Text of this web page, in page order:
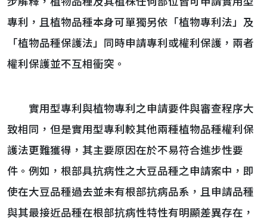
專利，且植物品種本身可單獨另依「植物專利法」及
「植物品種保護法」同時申請專利或權利保護，兩者
權利保護並不互相衝突。
實用型專利與植物專利之申請要件與審查程序大
致相同，但是實用型專利較其他兩種植物品種權利保
護法更難獲得，其主要原因在於不易符合進步性要
件。例如，根部具抗病性之大豆品種之申請案中，即
使在大豆品種過去並未有根部抗病品系，且申請品種
與其最接近品種在根部抗病性特性有明顯差異存在，